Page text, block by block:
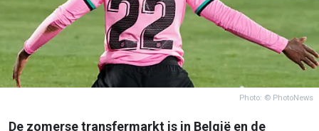
Photo: © PhotoNews
De zomerse transfermarkt is in België en de